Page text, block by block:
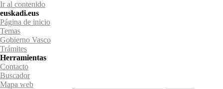
Ir al contenido
euskadi.eus
Página de inicio
Temas
Gobierno Vasco
Trámites
Herramientas
Contacto
Buscador
Mapa web